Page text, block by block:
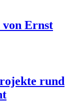
von Ernst
rund